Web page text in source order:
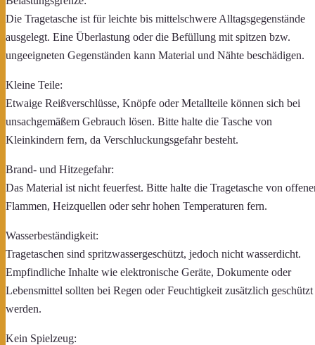
Die Tragetasche ist für leichte bis mittelschwere Alltagsgegenstände
ausgelegt. Eine Überlastung oder die Befüllung mit spitzen bzw.
ungeeigneten Gegenständen kann Material und Nähte beschädigen.
Kleine Teile:
Etwaige Reißverschlüsse, Knöpfe oder Metallteile können sich bei
unsachgemäßem Gebrauch lösen. Bitte halte die Tasche von
Kleinkindern fern, da Verschluckungsgefahr besteht.
Brand- und Hitzegefahr:
Das Material ist nicht feuerfest. Bitte halte die Tragetasche von
Flammen, Heizquellen oder sehr hohen Temperaturen fern.
Wasserbeständigkeit:
Tragetaschen sind spritzwassergeschützt, jedoch nicht wasserdicht.
Empfindliche Inhalte wie elektronische Geräte, Dokumente oder
Lebensmittel sollten bei Regen oder Feuchtigkeit zusätzlich geschützt
werden.
Kein Spielzeug: